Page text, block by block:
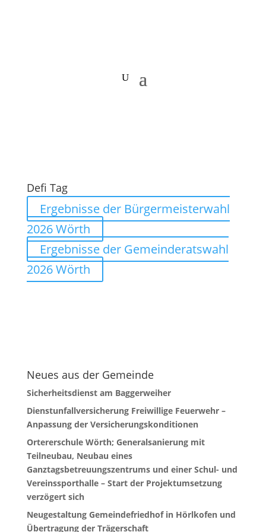
Defi Tag
Ergebnisse der Bürgermeisterwahl
2026 Wörth
Ergebnisse der Gemeinderatswahl
2026 Wörth
Neues aus der Gemeinde
Sicherheitsdienst am Baggerweiher
Dienstunfallversicherung Freiwillige Feuerwehr –
Anpassung der Versicherungskonditionen
Ortererschule Wörth; Generalsanierung mit
Teilneubau, Neubau eines
Ganztagsbetreuungszentrums und einer Schul- und
Vereinssporthalle – Start der Projektumsetzung
verzögert sich
Neugestaltung Gemeindefriedhof in Hörlkofen und
Übertragung der Trägerschaft